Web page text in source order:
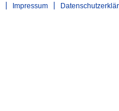
Impressum